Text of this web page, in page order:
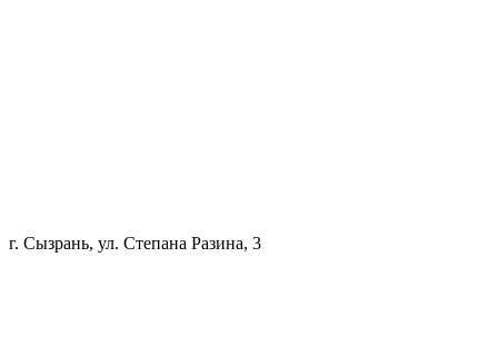
г. Сызрань, ул. Степана Разина, 3